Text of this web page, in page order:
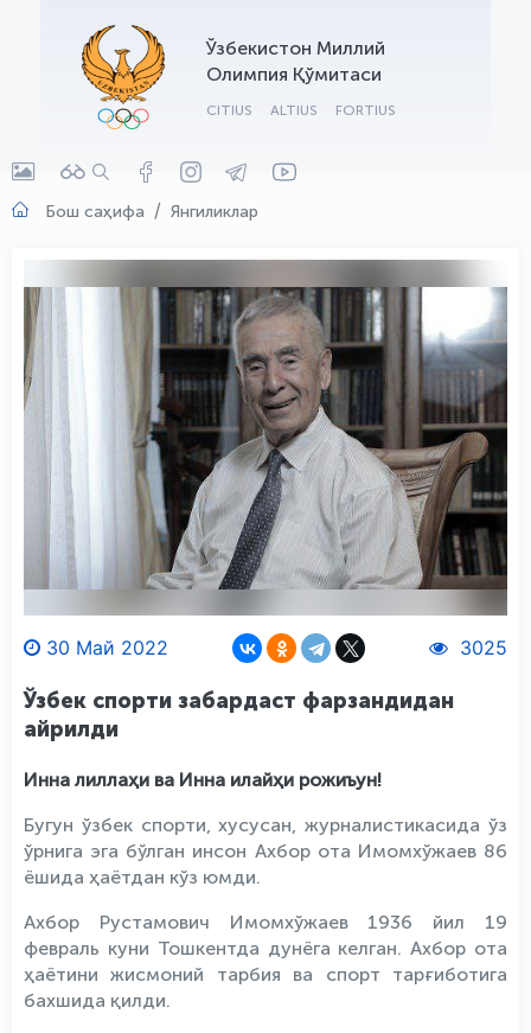
Ўзбекистон Миллий
Олимпия Қўмитаси
CITIUS ALTIUS FORTIUS
Бош саҳифа Янгиликлар
30 Май 2022 3025
Ўзбек спорти забардаст фарзандидан
айрилди
Инна лиллаҳи ва Инна илайҳи рожиъун!
Бугун ўзбек спорти, хусусан, журналистикасида ўз
ўрнига эга бўлган инсон Ахбор ота Имомхўжаев 86
ёшида ҳаётдан кўз юмди.
Ахбор Рустамович Имомхўжаев 1936 йил 19
февраль куни Тошкентда дунёга келган. Ахбор ота
ҳаётини жисмоний тарбия ва спорт тарғиботига
бахшида қилди.
OLYMPCHIK AI - yordamchi
Онлайн · olympic.uz